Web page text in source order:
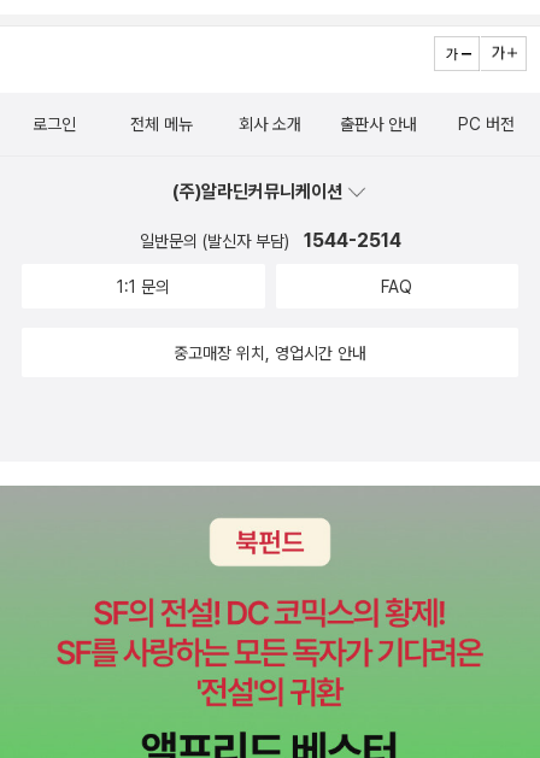
로그인 전체 메뉴 회사 소개 출판사 안내 PC 버전
(주)알라딘커뮤니케이션
일반문의 (발신자 부담) 1544-2514
1:1 문의 FAQ
중고매장 위치, 영업시간 안내